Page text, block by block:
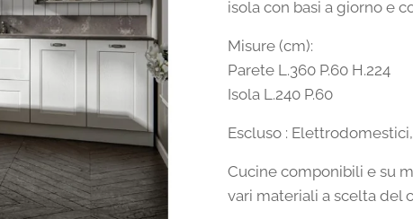
isola con basi a giorno e
Misure (cm):
Parete L.360 P.60 H.224
Isola L.240 P.60
Escluso :
Cucine componibili e su
vari materiali a scelta del